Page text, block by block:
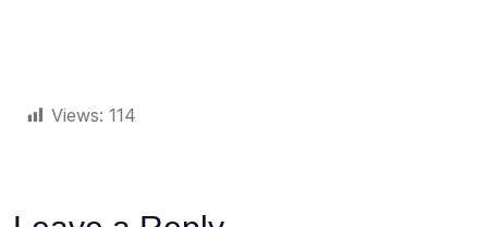
Views: 114